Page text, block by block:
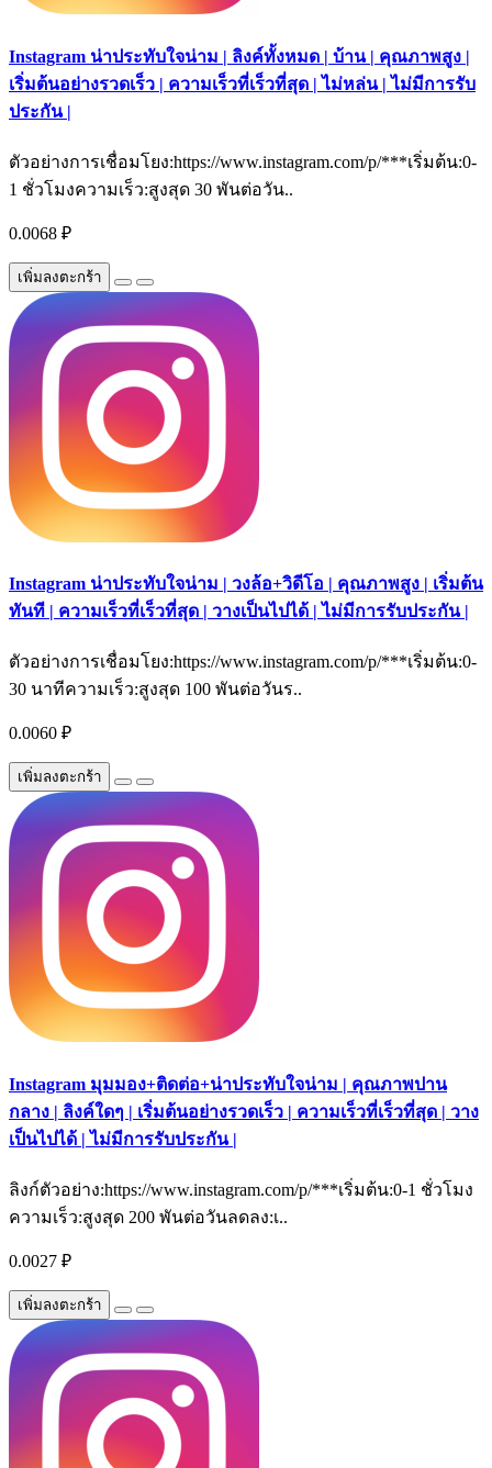
Instagram น่าประทับใจน่าม | ลิงค์ทั้งหมด | บ้าน | คุณภาพสูง |
เริ่มต้นอย่างรวดเร็ว | ความเร็วที่เร็วที่สุด | ไม่หล่น | ไม่มีการรับ
ประกัน |
ตัวอย่างการเชื่อมโยง:https://www.instagram.com/p/***เริ่มต้น:0-
1 ชั่วโมงความเร็ว:สูงสุด 30 พันต่อวัน..
0.0068 ₽
เพิ่มลงตะกร้า
Instagram น่าประทับใจน่าม | วงล้อ+วิดีโอ | คุณภาพสูง | เริ่มต้น
ทันที | ความเร็วที่เร็วที่สุด | วางเป็นไปได้ | ไม่มีการรับประกัน |
ตัวอย่างการเชื่อมโยง:https://www.instagram.com/p/***เริ่มต้น:0-
30 นาทีความเร็ว:สูงสุด 100 พันต่อวันร..
0.0060 ₽
เพิ่มลงตะกร้า
Instagram มุมมอง+ติดต่อ+น่าประทับใจน่าม | คุณภาพปาน
กลาง | ลิงค์ใดๆ | เริ่มต้นอย่างรวดเร็ว | ความเร็วที่เร็วที่สุด | วาง
เป็นไปได้ | ไม่มีการรับประกัน |
ลิงก์ตัวอย่าง:https://www.instagram.com/p/***เริ่มต้น:0-1 ชั่วโมง
ความเร็ว:สูงสุด 200 พันต่อวันลดลง:เ..
0.0027 ₽
เพิ่มลงตะกร้า